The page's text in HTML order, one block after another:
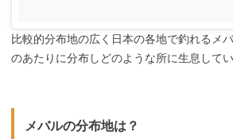
比較的分布地の広く日本の各地で釣れるメ
のあたりに分布しどのような所に生息して
メバルの分布地は？